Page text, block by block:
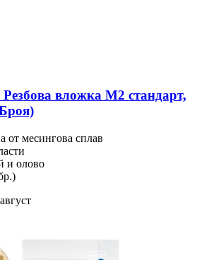
Резбова вложка M2 стандарт,
от месингова сплав
и олово